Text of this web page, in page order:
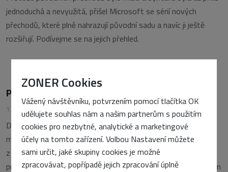
ZONER Cookies
Vážený návštěvníku, potvrzením pomocí tlačítka OK
udělujete souhlas nám a našim partnerům s použitím
cookies pro nezbytné, analytické a marketingové
účely na tomto zařízení. Volbou Nastavení můžete
sami určit, jaké skupiny cookies je možné
zpracovávat, popřípadě jejich zpracování úplně
jednoduchá a nevyužitá, přišel Microsoft se sérií nových
přechodů, které plně nahrazují původní sadu a navíc ji ještě
rozšiřují. Podívejme se na jejich přehled.
Přechody v CSS – dynamické vizuální filtry
13. srpna 2003 Dominik Fišer
Dalším nástrojem ke zpestření vašich internetových stránek
mohou být právě přechody – rozpohybované vizuální filtry
z dílny Microsoftu. V tomto článku bude řeč o dvou
prapůvodních, stmívacím přechodu BlendTrans a zobrazovacím